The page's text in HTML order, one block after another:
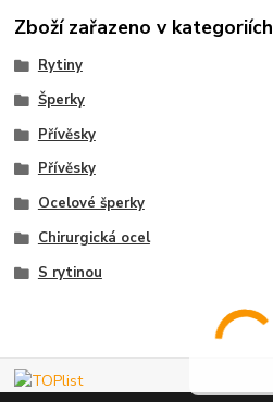
Zboží zařazeno v kategoriích
Rytiny
Šperky
Přívěsky
Přívěsky
Ocelové šperky
Chirurgická ocel
S rytinou